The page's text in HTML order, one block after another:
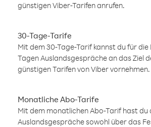
günstigen Viber-Tarifen anrufen.
30-Tage-Tarife
Mit dem 30-Tage-Tarif kannst du für die
Tagen Auslandsgespräche an das Ziel
günstigen Tarifen von Viber vornehmen.
Monatliche Abo-Tarife
Mit dem monatlichen Abo-Tarif hast du
Auslandsgespräche sowohl über das